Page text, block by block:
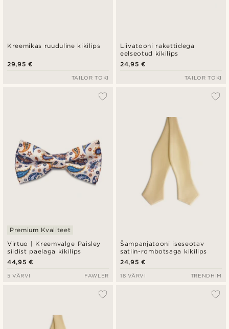
Kreemikas ruuduline kikilips
29,95 €
TAILOR TOKI
Liivatooni rakettidega
eelseotud kikilips
24,95 €
TAILOR TOKI
Virtuo | Kreemvalge Paisley
siidist paelaga kikilips
Premium Kvaliteet
44,95 €
5 VÄRVI FAWLER
Šampanjatooni iseseotav
satiin-rombotsaga kikilips
24,95 €
18 VÄRVI TRENDHIM